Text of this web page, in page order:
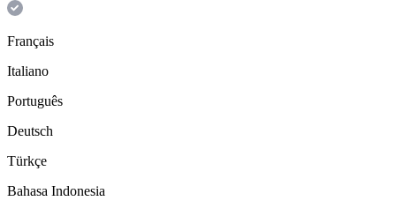
Français
Italiano
Português
Deutsch
Türkçe
Bahasa Indonesia